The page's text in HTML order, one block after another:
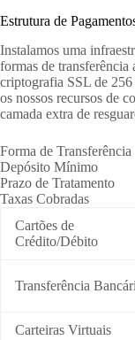
Estrutura de
Instalamos uma
formas de transferência
criptografia SSL de 256
os nossos recursos de
camada extra de
Forma de Transferência
Depósito Mínimo
Prazo de Tratamento
Taxas Cobradas
Cartões de
Crédito/Débito
Transferência
Carteiras Virtuais